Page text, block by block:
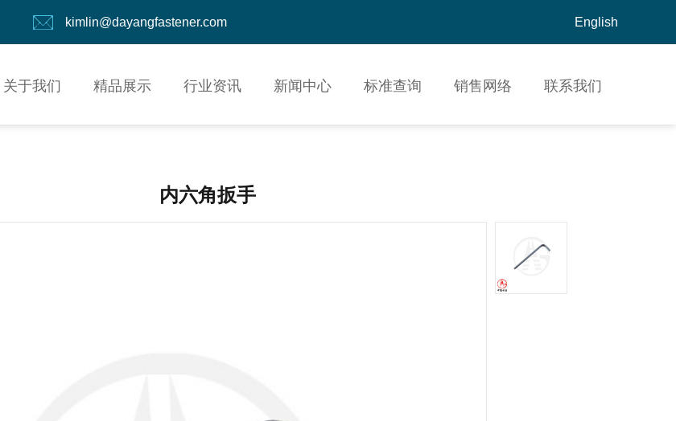
kimlin@dayangfastener.com English
关于我们 精品展示 行业资讯 新闻中心 标准查询 销售网络 联系我们
内六角扳手